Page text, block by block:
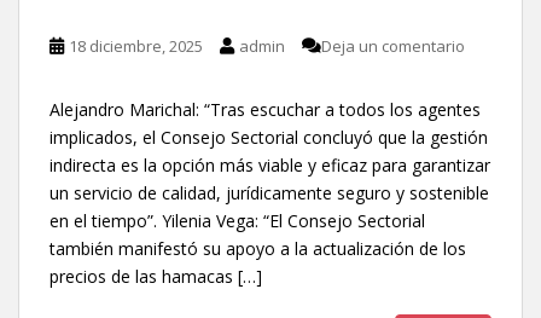
18 diciembre, 2025 admin Deja un comentario
Alejandro Marichal: “Tras escuchar a todos los agentes
implicados, el Consejo Sectorial concluyó que la gestión
indirecta es la opción más viable y eficaz para garantizar
un servicio de calidad, jurídicamente seguro y sostenible
en el tiempo”. Yilenia Vega: “El Consejo Sectorial
también manifestó su apoyo a la actualización de los
precios de las hamacas […]